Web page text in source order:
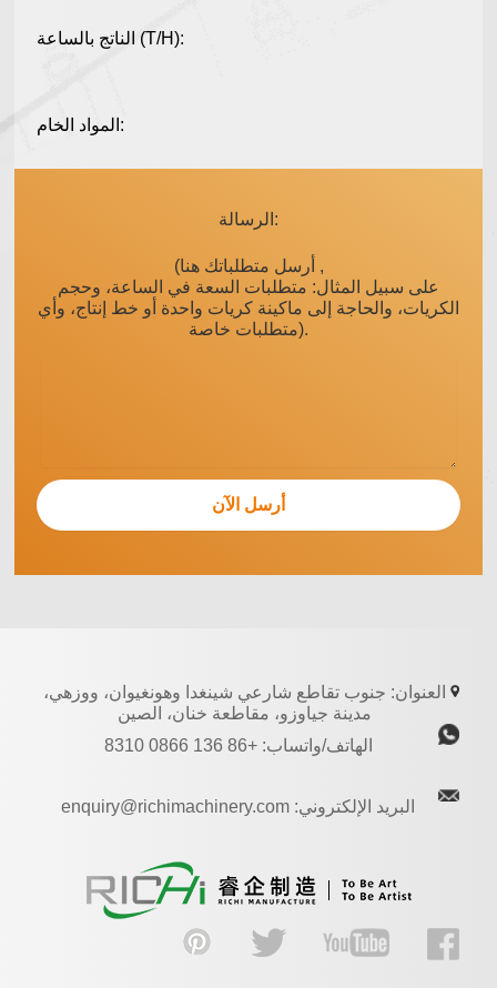
الناتج بالساعة (T/H):
المواد الخام:
الرسالة:
(أرسل متطلباتك هنا ,
على سبيل المثال: متطلبات السعة في الساعة، وحجم
الكريات، والحاجة إلى ماكينة كريات واحدة أو خط إنتاج، وأي
متطلبات خاصة).
العنوان: جنوب تقاطع شارعي شينغدا وهونغيوان، ووزهي،
مدينة جياوزو، مقاطعة خنان، الصين
الهاتف/واتساب: +86 136 0866 8310
البريد الإلكتروني: enquiry@richimachinery.com